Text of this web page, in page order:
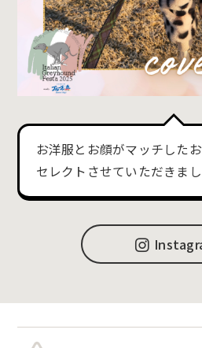
お洋服とお顔がマッチした
セレクトさせていただきま